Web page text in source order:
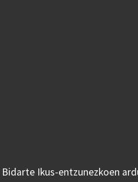
Ikus-entzunezkoen